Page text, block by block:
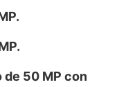
50 MP con